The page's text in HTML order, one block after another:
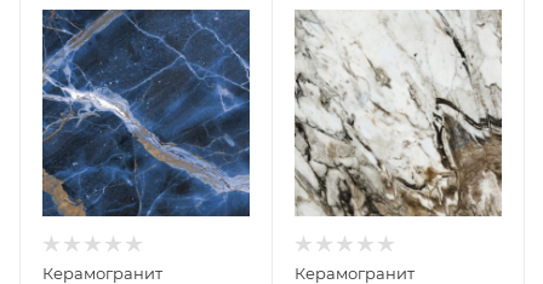
Керамогранит
Керамогранит